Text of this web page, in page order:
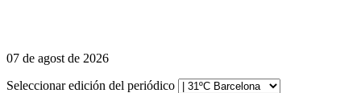
07 de agost de 2026
Seleccionar edición del periódico